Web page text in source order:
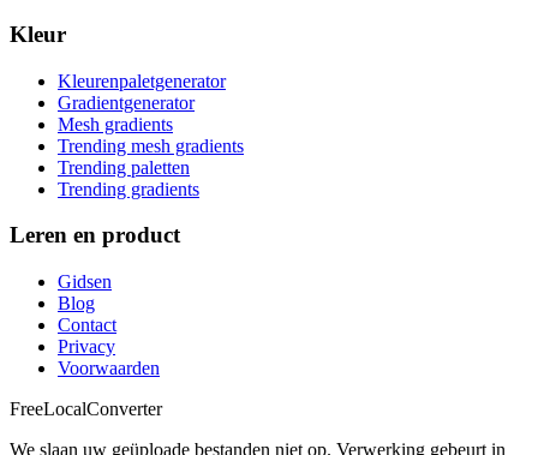
Kleur
Kleurenpaletgenerator
Gradientgenerator
Mesh gradients
Trending mesh gradients
Trending paletten
Trending gradients
Leren en product
Gidsen
Blog
Contact
Privacy
Voorwaarden
FreeLocalConverter
We slaan uw geüploade bestanden niet op. Verwerking gebeurt in